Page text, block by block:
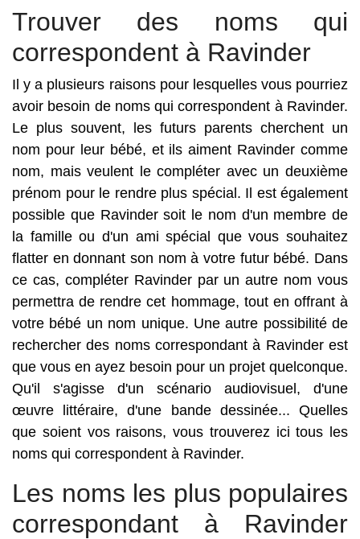
Trouver des noms qui
correspondent à Ravinder
Il y a plusieurs raisons pour lesquelles vous pourriez
avoir besoin de noms qui correspondent à Ravinder.
Le plus souvent, les futurs parents cherchent un
nom pour leur bébé, et ils aiment Ravinder comme
nom, mais veulent le compléter avec un deuxième
prénom pour le rendre plus spécial. Il est également
possible que Ravinder soit le nom d'un membre de
la famille ou d'un ami spécial que vous souhaitez
flatter en donnant son nom à votre futur bébé. Dans
ce cas, compléter Ravinder par un autre nom vous
permettra de rendre cet hommage, tout en offrant à
votre bébé un nom unique. Une autre possibilité de
rechercher des noms correspondant à Ravinder est
que vous en ayez besoin pour un projet quelconque.
Qu'il s'agisse d'un scénario audiovisuel, d'une
œuvre littéraire, d'une bande dessinée... Quelles
que soient vos raisons, vous trouverez ici tous les
noms qui correspondent à Ravinder.
Les noms les plus populaires
correspondant à Ravinder